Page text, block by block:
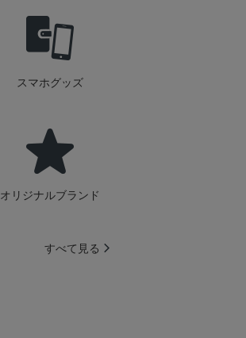
スマホグッズ
オリジナルブランド
すべて見る